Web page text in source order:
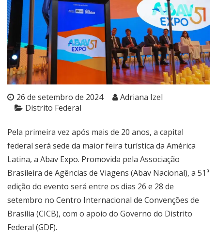
26 de setembro de 2024
Adriana Izel
Distrito Federal
Pela primeira vez após mais de 20 anos, a capital
federal será sede da maior feira turística da América
Latina, a Abav Expo. Promovida pela Associação
Brasileira de Agências de Viagens (Abav Nacional), a 51ª
edição do evento será entre os dias 26 e 28 de
setembro no Centro Internacional de Convenções de
Brasília (CICB), com o apoio do Governo do Distrito
Federal (GDF).